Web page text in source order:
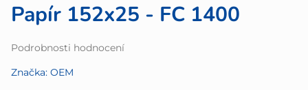
Papír 152x25 - FC 1400
Průměrné
produktu
Podrobnosti hodnocení
Značka: OEM